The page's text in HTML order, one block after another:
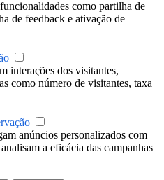
como partilha de
de feedback e ativação de
interações dos visitantes,
como número de visitantes, taxa
anúncios personalizados com
a eficácia das campanhas